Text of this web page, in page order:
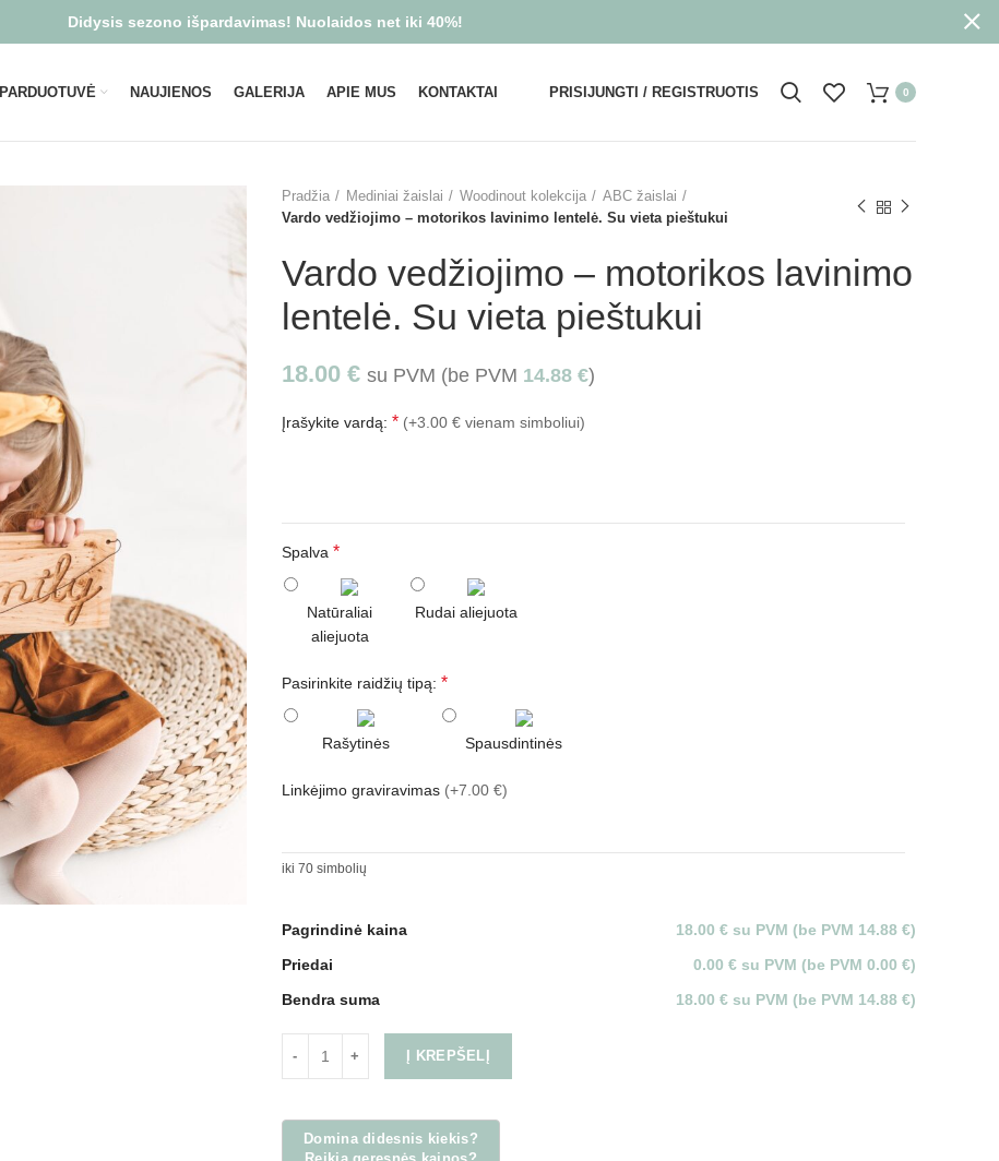
PARDUOTUVĖ NAUJIENOS GALERIJA APIE MUS KONTAKTAI PRISIJUNGTI / REGISTRUOTIS 0
Pradžia Mediniai žaislai Woodinout kolekcija
ABC žaislai
Vardo vedžiojimo – motorikos lavinimo lentelė. Su vieta pieštukui
Vardo vedžiojimo – motorikos lavinimo
lentelė. Su vieta pieštukui
18.00 € su PVM (be PVM 14.88 €)
Įrašykite vardą: * (+3.00 € vienam simboliui)
Spalva *
Natūraliai
aliejuota
Rudai aliejuota
Pasirinkite raidžių tipą: *
Rašytinės Spausdintinės
Linkėjimo graviravimas (+7.00 €)
iki 70 simbolių
Pagrindinė kaina
18.00 € su PVM (be PVM 14.88 €)
Priedai
0.00 € su PVM (be PVM 0.00 €)
Bendra suma
18.00 € su PVM (be PVM 14.88 €)
Į KREPŠELĮ
Didysis sezono išpardavimas! Nuolaidos net iki 40%!